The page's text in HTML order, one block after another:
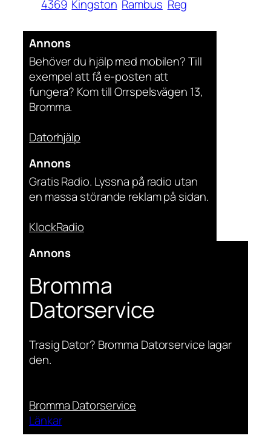
4369 Kingston Rambus Reg
Annons
Behöver du hjälp med mobilen? Till
exempel att få e-posten att
fungera? Kom till Orrspelsvägen 13,
Bromma.
Datorhjälp
Annons
Gratis Radio. Lyssna på radio utan
en massa störande reklam på sidan.
KlockRadio
Annons
Bromma
Datorservice
Trasig Dator? Bromma Datorservice lagar
den.
Bromma Datorservice
Länkar